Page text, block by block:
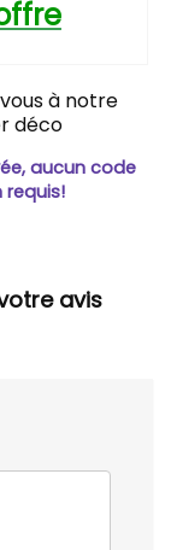
à notre
déco
aucun code
avis